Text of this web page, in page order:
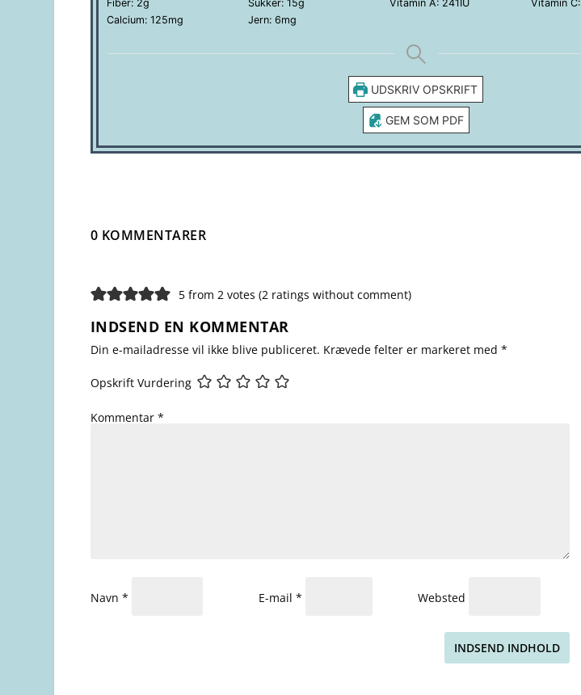
Fiber: 2g Sukker: 15g Vitamin A: 241IU Vitamin C:
Calcium: 125mg Jern: 6mg
UDSKRIV OPSKRIFT
GEM SOM PDF
0 KOMMENTARER
5 from 2 votes (2 ratings without comment)
INDSEND EN KOMMENTAR
Din e-mailadresse vil ikke blive publiceret. Krævede felter er markeret med *
Opskrift Vurdering
Kommentar *
Navn * E-mail * Websted
INDSEND INDHOLD